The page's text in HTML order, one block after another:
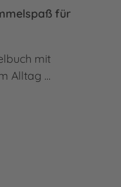
für
mit
Alltag …